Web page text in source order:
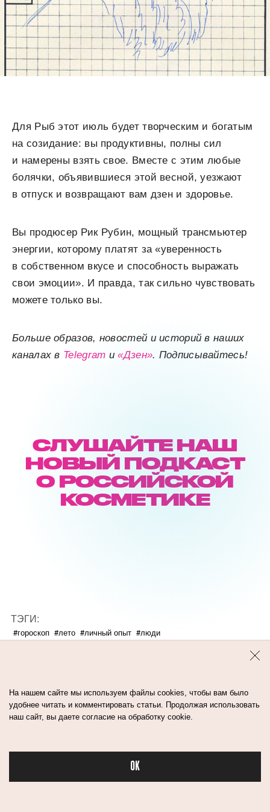
Для Рыб этот июль будет творческим и богатым
на созидание: вы продуктивны, полны сил
и намерены взять свое. Вместе с этим любые
болячки, объявившиеся этой весной, уезжают
в отпуск и возвращают вам дзен и здоровье.
Вы продюсер Рик Рубин, мощный трансмьютер
энергии, которому платят за «уверенность
в собственном вкусе и способность выражать
свои эмоции». И правда, так сильно чувствовать
можете только вы.
Больше образов, новостей и историй в наших
каналах в Telegram и«Дзен». Подписывайтесь!
СЛУШАЙТЕ НАШ
НОВЫЙ ПОДКАСТ
О РОССИЙСКОЙ
КОСМЕТИКЕ
ТЭГИ:
#гороскоп #лето #личный опыт #люди
ПОДЕЛИТЬСЯ:
На нашем сайте мы используем файлы cookies, чтобы вам было
удобнее читать и комментировать статьи. Продолжая использовать
наш сайт, вы даете согласие на обработку cookie.
OK